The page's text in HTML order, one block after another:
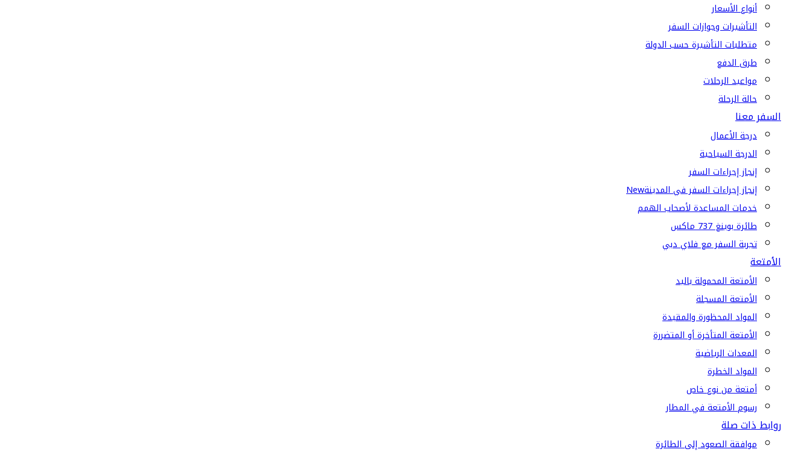
أنواع الأسعار
التأشيرات وجوازات السفر
متطلبات التأشيرة حسب الدولة
طرق الدفع
مواعيد الرحلات
حالة الرحلة
السفر معنا
درجة الأعمال
الدرجة السياحية
إنجاز إجراءات السفر
إنجاز إجراءات السفر في المدينةNew
خدمات المساعدة لأصحاب الهمم
طائرة بوينغ 737 ماكس
تجربة السفر مع فلاي دبي
الأمتعة
الأمتعة المحمولة باليد
الأمتعة المسجلة
المواد المحظورة والمقيدة
الأمتعة المتأخرة أو المتضررة
المعدات الرياضية
المواد الخطرة
أمتعة من نوع خاص
رسوم الأمتعة في المطار
روابط ذات صلة
موافقة الصعود إلى الطائرة